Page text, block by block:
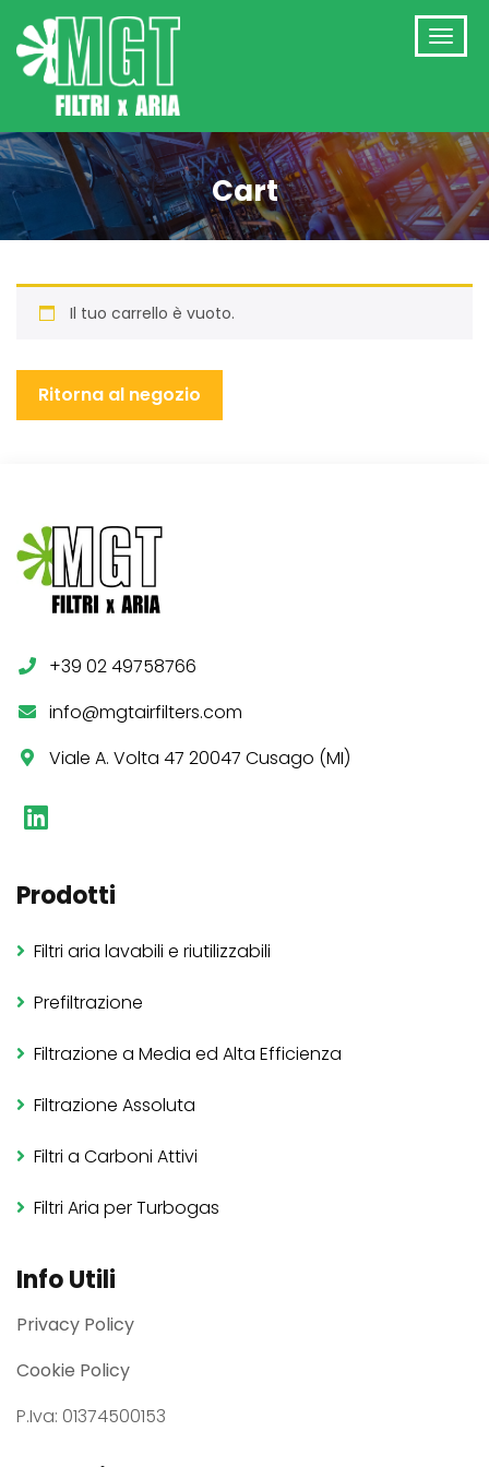
Cart
Il tuo carrello è vuoto.
Ritorna al negozio
+39 02 49758766
info@mgtairfilters.com
Viale A. Volta 47 20047 Cusago (MI)
Prodotti
Filtri aria lavabili e riutilizzabili
Prefiltrazione
Filtrazione a Media ed Alta Efficienza
Filtrazione Assoluta
Filtri a Carboni Attivi
Filtri Aria per Turbogas
Info Utili
Privacy Policy
Cookie Policy
P.Iva: 01374500153